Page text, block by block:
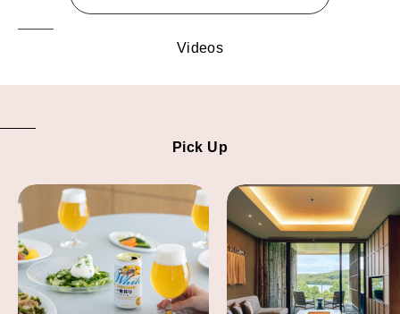
2026年3月号「スイーツ予想図 2026」
2026年2月号「良運を掴む 新・開運術。」
2025年12月号「お酒の新常識。」
Videos
Pick Up